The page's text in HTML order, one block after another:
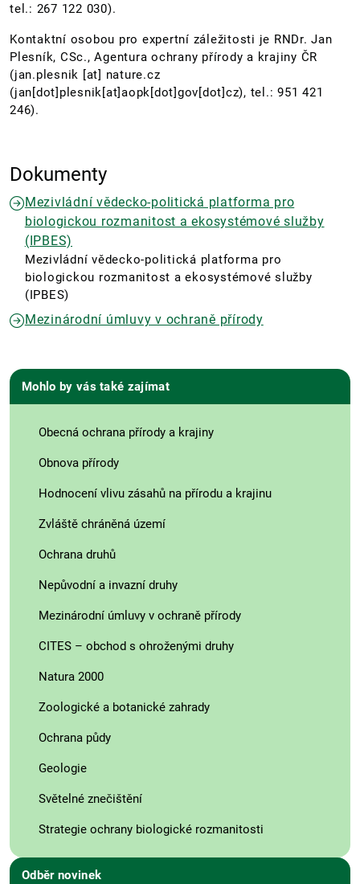
tel.: 267 122 030).
Kontaktní osobou pro expertní záležitosti je RNDr. Jan
Plesník, CSc., Agentura ochrany přírody a krajiny ČR
(jan.plesnik [at] nature.cz
(jan[dot]plesnik[at]aopk[dot]gov[dot]cz), tel.: 951 421
246).
Dokumenty
Mezivládní vědecko-politická platforma pro
biologickou rozmanitost a ekosystémové služby
(IPBES)
Mezivládní vědecko-politická platforma pro
biologickou rozmanitost a ekosystémové služby
(IPBES)
Mezinárodní úmluvy v ochraně přírody
Mohlo by vás také zajímat
Obecná ochrana přírody a krajiny
Obnova přírody
Hodnocení vlivu zásahů na přírodu a krajinu
Zvláště chráněná území
Ochrana druhů
Nepůvodní a invazní druhy
Mezinárodní úmluvy v ochraně přírody
CITES – obchod s ohroženými druhy
Natura 2000
Zoologické a botanické zahrady
Ochrana půdy
Geologie
Světelné znečištění
Strategie ochrany biologické rozmanitosti
Odběr novinek